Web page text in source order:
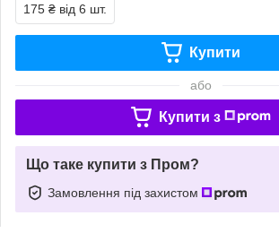
175 ₴ від 6 шт.
Купити
або
Купити з
Що таке купити з Пром?
Замовлення під захистом